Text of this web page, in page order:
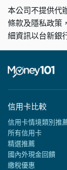
本公司不提供代
條款及隱私政策
細資訊以台新銀
信用卡比較
信用卡情境類別推
所有信用卡
精選推薦
國內外現金回饋
繳稅優惠